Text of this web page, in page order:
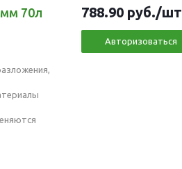
70л
788.90 руб./шт
Авторизоваться